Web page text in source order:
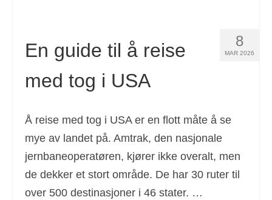
8
MAR 2026
En guide til å reise
med tog i USA
Å reise med tog i USA er en flott måte å se
mye av landet på. Amtrak, den nasjonale
jernbaneoperatøren, kjører ikke overalt, men
de dekker et stort område. De har 30 ruter til
over 500 destinasjoner i 46 stater. …